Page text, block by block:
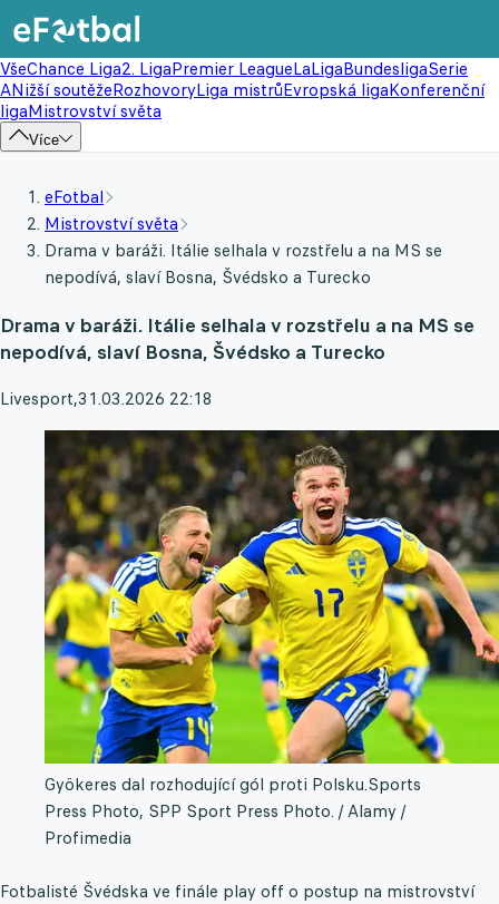
VšeChance Liga2. LigaPremier LeagueLaLigaBundesligaSerie
ANižší soutěžeRozhovoryLiga mistrůEvropská ligaKonferenční
ligaMistrovství světa
Více
eFotbal
Mistrovství světa
Drama v baráži. Itálie selhala v rozstřelu a na MS se
nepodívá, slaví Bosna, Švédsko a Turecko
Drama v baráži. Itálie selhala v rozstřelu a na MS se
nepodívá, slaví Bosna, Švédsko a Turecko
Livesport,31.03.2026 22:18
Gyökeres dal rozhodující gól proti Polsku.Sports
Press Photo, SPP Sport Press Photo. / Alamy /
Profimedia
Fotbalisté Švédska ve finále play off o postup na mistrovství